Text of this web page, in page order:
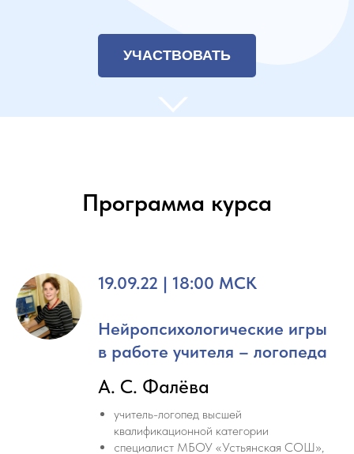
УЧАСТВОВАТЬ
Программа курса
19.09.22 | 18:00 МСК
Нейропсихологические игры
в работе учителя – логопеда
А. С. Фалёва
учитель-логопед высшей
квалификационной категории
специалист МБОУ «Устьянская СОШ»,